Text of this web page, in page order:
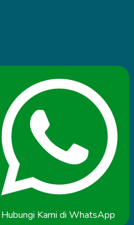
Hubungi Kami di WhatsApp